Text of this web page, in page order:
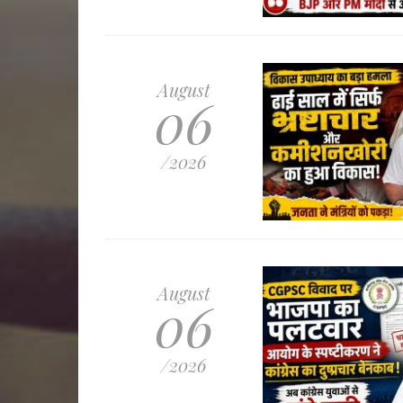
August
06
/2026
August
06
/2026